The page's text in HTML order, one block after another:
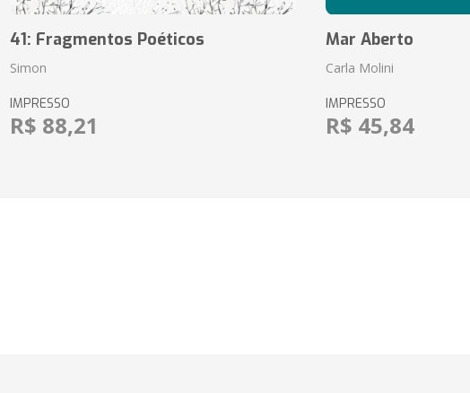
41: Fragmentos Poéticos
Simon
IMPRESSO
R$ 88,21
Mar Aberto
Carla Molini
IMPRESSO
R$ 45,84